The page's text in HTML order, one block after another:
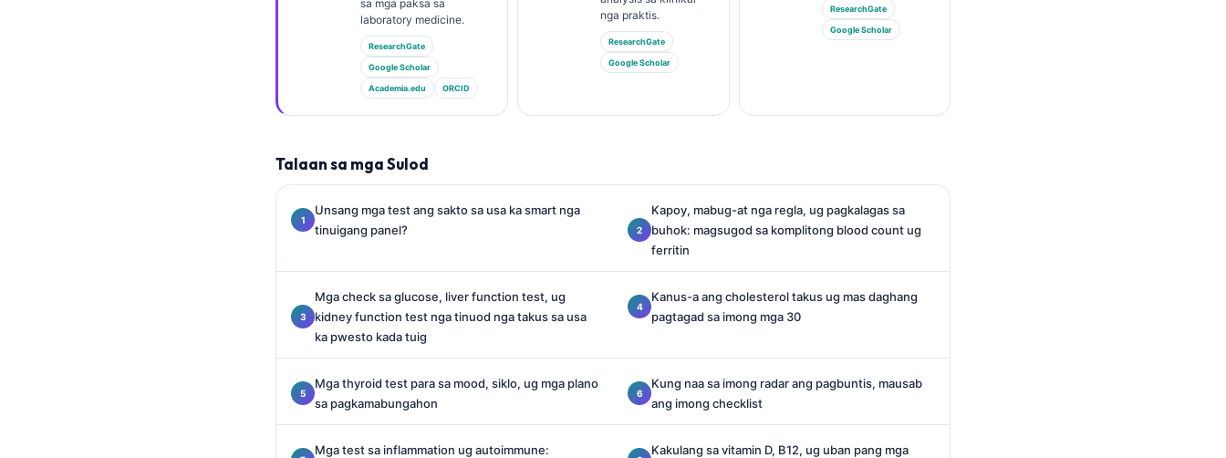
sa mga paksa sa
laboratory medicine.
ResearchGate
Google Scholar
Academia.edu ORCID
nga praktis.
ResearchGate
Google Scholar
ResearchGate
Google Scholar
Talaan sa mga Sulod
Unsang mga test ang sakto sa usa ka smart nga
tinuigang panel?
Kapoy, mabug-at nga regla, ug pagkalagas sa
buhok: magsugod sa komplitong blood count ug
ferritin
Mga check sa glucose, liver function test, ug
kidney function test nga tinuod nga takus sa usa
ka pwesto kada tuig
Kanus-a ang cholesterol takus ug mas daghang
pagtagad sa imong mga 30
Mga thyroid test para sa mood, siklo, ug mga plano
sa pagkamabungahon
Kung naa sa imong radar ang pagbuntis, mausab
ang imong checklist
Mga test sa inflammation ug autoimmune:
Kakulang sa vitamin D, B12, ug uban pang mga